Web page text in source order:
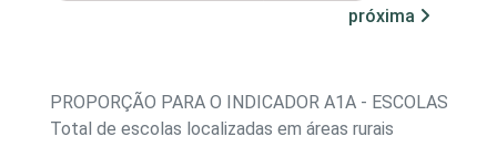
próxima
PROPORÇÃO PARA O INDICADOR A1A - ESCOLAS
Total de escolas localizadas em áreas rurais